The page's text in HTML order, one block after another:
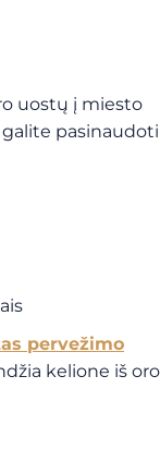
uostų į miesto
pasinaudoti
pervežimo
kelione iš oro